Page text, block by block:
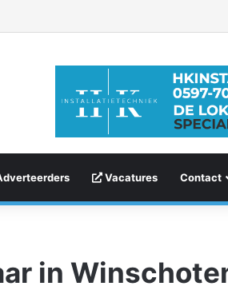
Vacatures Contact
in